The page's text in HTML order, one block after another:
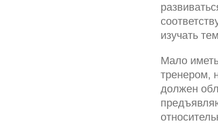
изучать
Мало
тренером,
должен